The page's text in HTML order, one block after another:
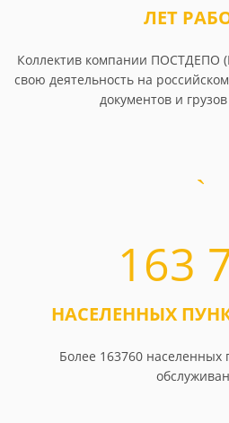
ЛЕТ
Коллектив компании ПОСТДЕПО
свою деятельность на
документов и
163
НАСЕЛЕННЫХ
Более 163760 населенных